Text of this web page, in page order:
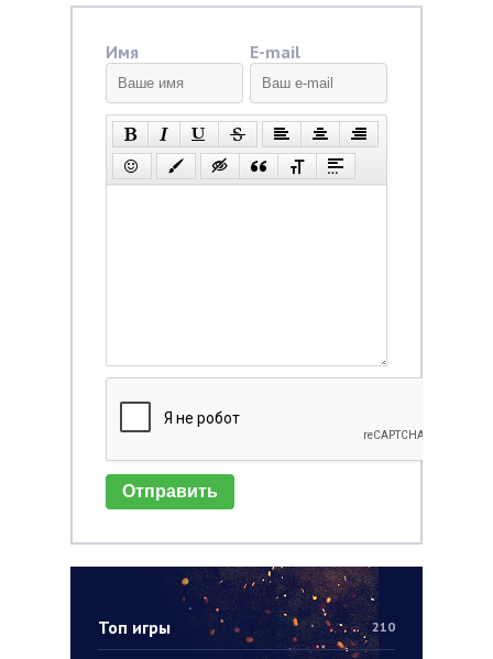
Топ игры 210
Имя E-mail
Отправить